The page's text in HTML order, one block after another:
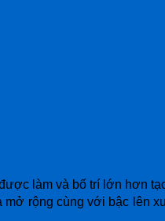
làm và bố trí lớn hơn
rộng cùng với bậc lên